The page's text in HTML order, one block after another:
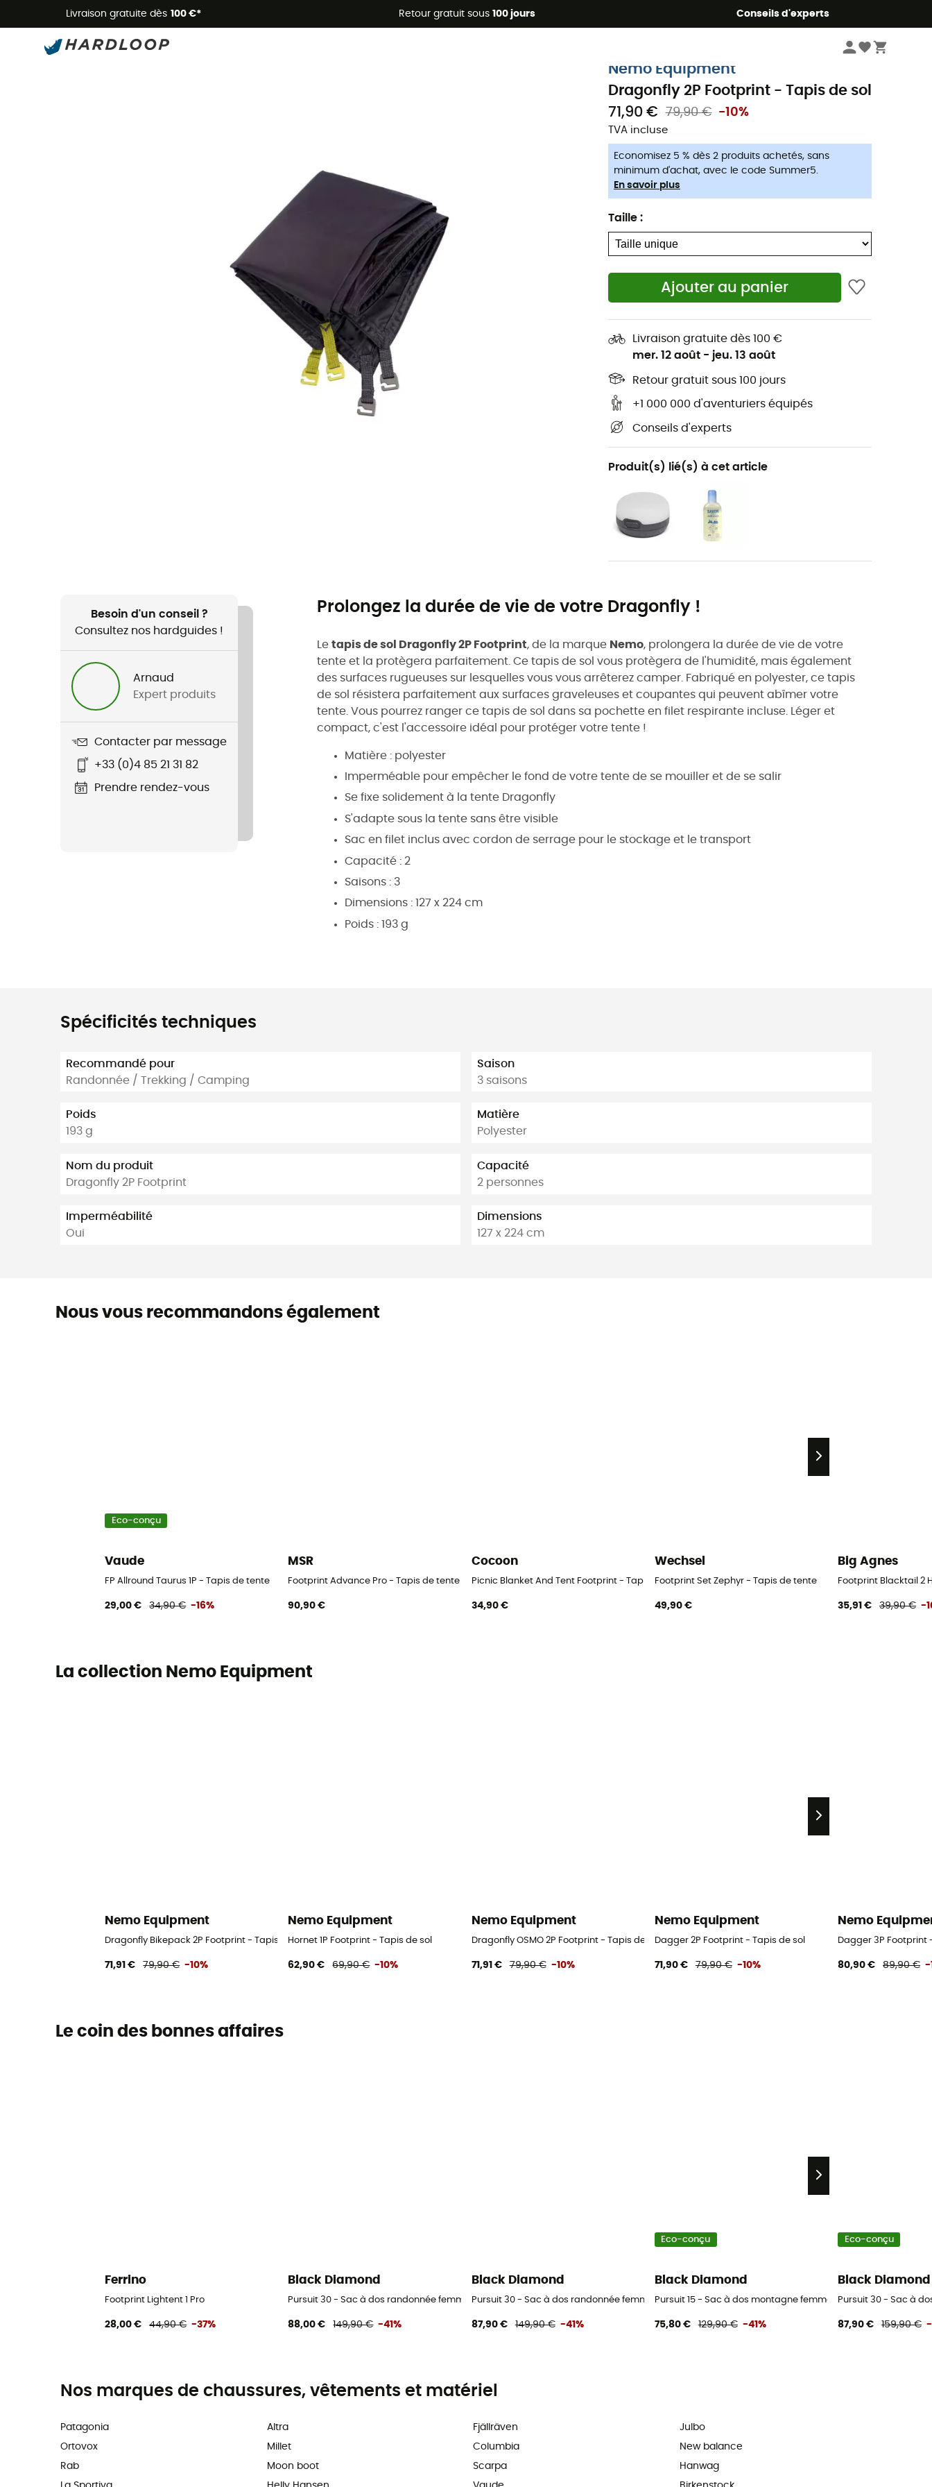
Livraison gratuite dès 100 €* Retour gratuit sous 100 jours Conseils d'experts
Promos d'été 🔥 -5 % EXTRA dès 2 produits* code Summer5
Nemo Equipment
Dragonfly 2P Footprint - Tapis de sol
71,90 €
79,90 € -10%
TVA incluse
Economisez 5 % dès 2 produits achetés, sans
minimum d'achat, avec le code Summer5.
En savoir plus
Taille :
Ajouter au panier
Livraison gratuite dès 100 €
mer. 12 août - jeu. 13 août
Retour gratuit sous 100 jours
+1 000 000 d'aventuriers équipés
Conseils d'experts
Produit(s) lié(s) à cet article
Besoin d'un conseil ?
Consultez nos hardguides !
Arnaud
Expert produits
Contacter par message
+33 (0)4 85 21 31 82
Prendre rendez-vous
Prolongez la durée de vie de votre Dragonfly !
Le tapis de sol Dragonfly 2P Footprint, de la marque Nemo, prolongera la durée de vie de votre
tente et la protègera parfaitement. Ce tapis de sol vous protègera de l'humidité, mais également
des surfaces rugueuses sur lesquelles vous vous arrêterez camper. Fabriqué en polyester, ce tapis
de sol résistera parfaitement aux surfaces graveleuses et coupantes qui peuvent abîmer votre
tente. Vous pourrez ranger ce tapis de sol dans sa pochette en filet respirante incluse. Léger et
compact, c'est l'accessoire idéal pour protéger votre tente !
Matière : polyester
Imperméable pour empêcher le fond de votre tente de se mouiller et de se salir
Se fixe solidement à la tente Dragonfly
S'adapte sous la tente sans être visible
Sac en filet inclus avec cordon de serrage pour le stockage et le transport
Capacité : 2
Saisons : 3
Dimensions : 127 x 224 cm
Poids : 193 g
Spécificités techniques
Recommandé pour
Randonnée / Trekking / Camping
Poids
193 g
Nom du produit
Dragonfly 2P Footprint
Imperméabilité
Oui
Saison
3 saisons
Matière
Polyester
Capacité
2 personnes
Dimensions
127 x 224 cm
Nous vous recommandons également
Eco-conçu
Vaude
FP Allround Taurus 1P - Tapis de tente
29,00 € 34,90 € -16%
MSR
Footprint Advance Pro - Tapis de tente
90,90 €
Cocoon
Picnic Blanket And Tent Footprint - Tapis de tente
34,90 €
Wechsel
Footprint Set Zephyr - Tapis de tente
49,90 €
Big Agnes
Footprint Blacktail 2
35,91 € 39,90 € -
La collection Nemo Equipment
Nemo Equipment
Dragonfly Bikepack 2P Footprint - Tapis de tente
71,91 € 79,90 € -10%
Nemo Equipment
Hornet 1P Footprint - Tapis de sol
62,90 € 69,90 € -10%
Nemo Equipment
Dragonfly OSMO 2P Footprint - Tapis de tente
71,91 € 79,90 € -10%
Nemo Equipment
Dagger 2P Footprint - Tapis de sol
71,90 € 79,90 € -10%
Nemo
Dagger 3P Footprint
80,90 € 89,90 € -
Le coin des bonnes affaires
Ferrino
Footprint Lightent 1 Pro
28,00 € 44,90 € -37%
Black Diamond
Pursuit 30 - Sac à dos randonnée femme
88,00 € 149,90 € -41%
Black Diamond
Pursuit 30 - Sac à dos randonnée femme
87,90 € 149,90 € -41%
Eco-conçu
Black Diamond
Pursuit 15 - Sac à dos montagne femme
75,80 € 129,90 € -41%
Eco-conçu
Black Diamond
Pursuit 30 - Sac à
87,90 € 159,90 € -
Nos marques de chaussures, vêtements et matériel
Patagonia
Ortovox
Rab
Altra
Millet
Moon boot
Fjällräven
Columbia
Scarpa
Julbo
New balance
Hanwag